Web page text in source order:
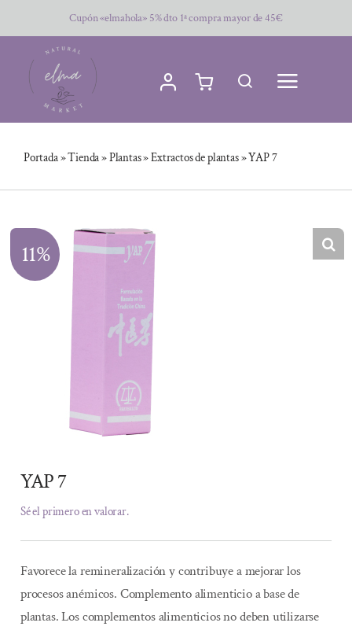
al
contenido
Cupón «elmahola» 5% dto 1ª compra mayor de 45€
Portada»Tienda»Plantas»Extractos de plantas»YAP 7
11%
YAP 7
Sé el primero en valorar.
Favorece la remineralización y contribuye a mejorar los
procesos anémicos. Complemento alimenticio a base de
plantas. Los complementos alimenticios no deben utilizarse